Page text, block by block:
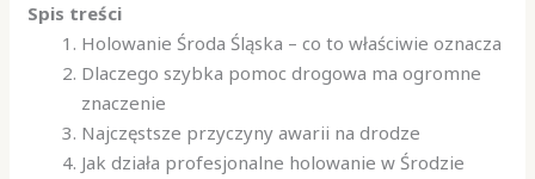
Spis treści
Holowanie Środa Śląska – co to właściwie oznacza
Dlaczego szybka pomoc drogowa ma ogromne
znaczenie
Najczęstsze przyczyny awarii na drodze
Jak działa profesjonalne holowanie w Środzie